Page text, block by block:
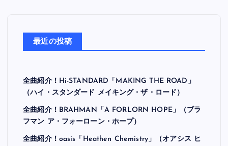
最近の投稿
全曲紹介！Hi-STANDARD「MAKING THE ROAD」
（ハイ・スタンダード メイキング・ザ・ロード）
全曲紹介！BRAHMAN「A FORLORN HOPE」（ブラ
フマン ア・フォーローン・ホープ）
全曲紹介！oasis「Heathen Chemistry」（オアシス ヒ